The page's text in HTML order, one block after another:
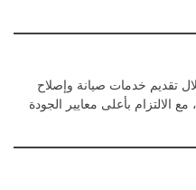
تقديم خدمات صيانة وإصلاح
، مع الالتزام بأعلى معايير الجودة